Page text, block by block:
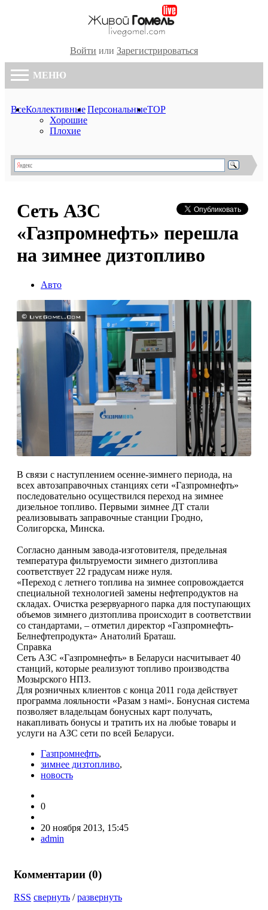
Войти или Зарегистрироваться
МЕНЮ
ВсеКоллективные
Хорошие
Плохие
ПерсональныеTOP
Сеть АЗС
«Газпромнефть» перешла
на зимнее дизтопливо
Авто
В связи с наступлением осенне-зимнего периода, на
всех автозаправочных станциях сети «Газпромнефть»
последовательно осуществился переход на зимнее
дизельное топливо. Первыми зимнее ДТ стали
реализовывать заправочные станции Гродно,
Солигорска, Минска.
Согласно данным завода-изготовителя, предельная
температура фильтруемости зимнего дизтоплива
соответствует 22 градусам ниже нуля.
«Переход с летнего топлива на зимнее сопровождается
специальной технологией замены нефтепродуктов на
складах. Очистка резервуарного парка для поступающих
объемов зимнего дизтоплива происходит в соответствии
со стандартами, – отметил директор «Газпромнефть-
Белнефтепродукта» Анатолий Браташ.
Справка
Сеть АЗС «Газпромнефть» в Беларуси насчитывает 40
станций, которые реализуют топливо производства
Мозырского НПЗ.
Для розничных клиентов с конца 2011 года действует
программа лояльности «Разам з намi». Бонусная система
позволяет владельцам бонусных карт получать,
накапливать бонусы и тратить их на любые товары и
услуги на АЗС сети по всей Беларуси.
Газпромнефть,
зимнее дизтопливо,
новость
0
20 ноября 2013, 15:45
admin
Комментарии (0)
RSS свернуть /развернуть